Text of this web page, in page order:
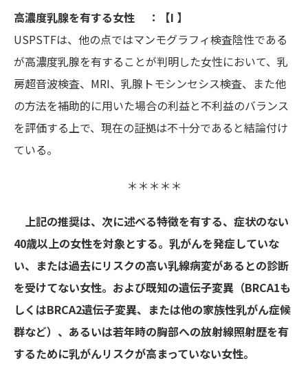
高濃度乳腺を有する女性 ：【I 】
USPSTFは、他の点ではマンモグラフィ検査陰性である
が高濃度乳腺を有することが判明した女性において、乳
房超音波検査、MRI、乳腺トモシンセシス検査、また他
の方法を補助的に用いた場合の利益と不利益のバランス
を評価する上で、現在の証拠は不十分であると結論付け
ている。
＊＊＊＊＊
上記の推奨は、次に述べる特徴を有する、症状のない
40歳以上の女性を対象とする。乳がんを発症していな
い、または過去にリスクの高い乳線病変があるとの診断
を受けてない女性。および既知の遺伝子変異（BRCA1も
しくはBRCA2遺伝子変異、または他の家族性乳がん症候
群など）、あるいは若年時の胸部への放射線照射歴を有
するために乳がんリスクが高まっていない女性。